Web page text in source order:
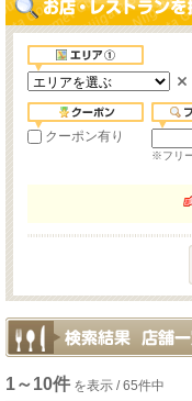
クーポン有り
※フリ
1～10件 を表示 / 65件中